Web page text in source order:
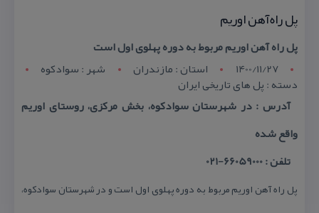
پل راه‌آهن اوریم
پل راه آهن اوریم مربوط به دوره پهلوی اول است
1400/11/27
استان : مازندران شهر : سوادكوه
دسته : پل های تاریخی ایران
آدرس : در شهرستان سوادكوه، بخش مركزی، روستای اوریم
واقع شده
تلفن : 66059000-021
پل راه آهن اوریم مربوط به دوره پهلوی اول است و در شهرستان سوادكوه،